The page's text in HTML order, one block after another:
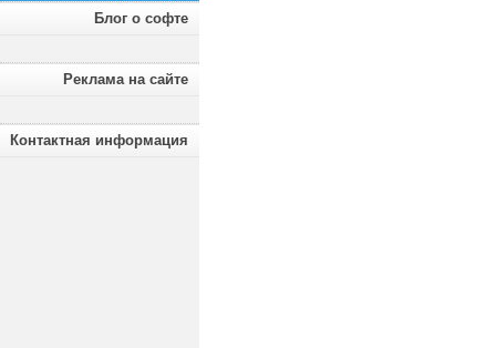
Блог о софте
Реклама на сайте
Контактная информация